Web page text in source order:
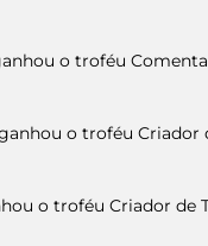
o troféu
o troféu Criador
o troféu Criador de